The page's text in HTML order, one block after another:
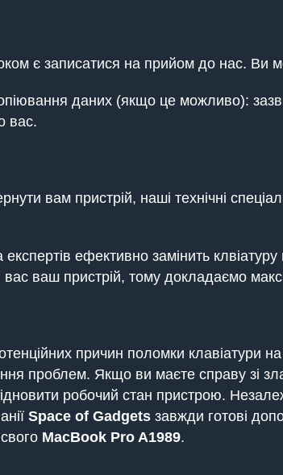
є записатися на прийом до нас. Ви
даних (якщо це можливо):
вас.
вам пристрій, наші технічні
ефективно замінить
ваш пристрій, тому докладаємо
причин поломки клавіатури
проблем. Якщо ви маєте справу зі
робочий стан пристрою.
Space of Gadgets завжди готові
MacBook Pro A1989.